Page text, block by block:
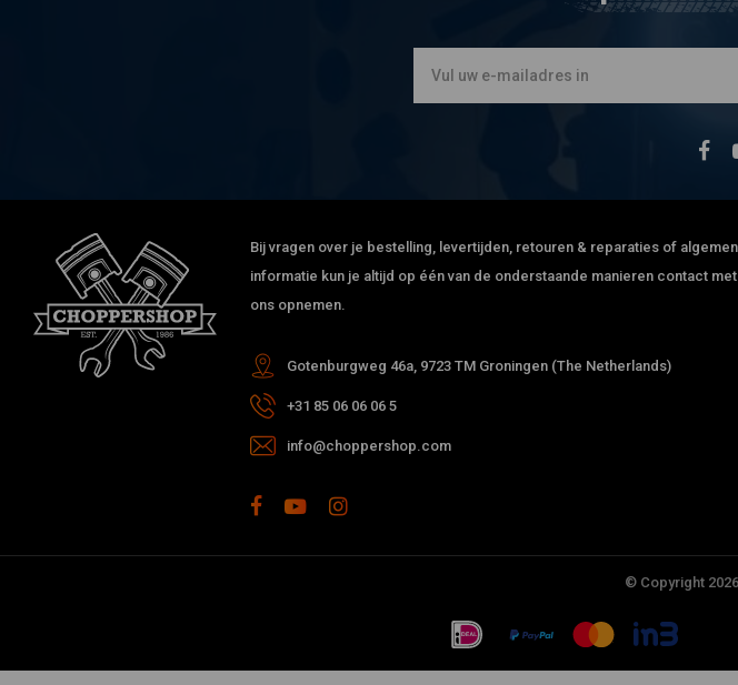
Bij vragen over je bestelling, levertijden, retouren & reparaties of
informatie kun je altijd op één van de onderstaande manieren contact met
ons opnemen.
Gotenburgweg 46a, 9723 TM Groningen (The Netherlands)
+31 85 06 06 06 5
info@choppershop.com
© Copyright